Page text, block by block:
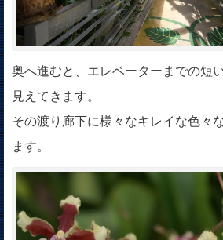
奥へ進むと、エレベーターまでの短
見えてきます。
その渡り廊下に様々なキレイな色々
ます。